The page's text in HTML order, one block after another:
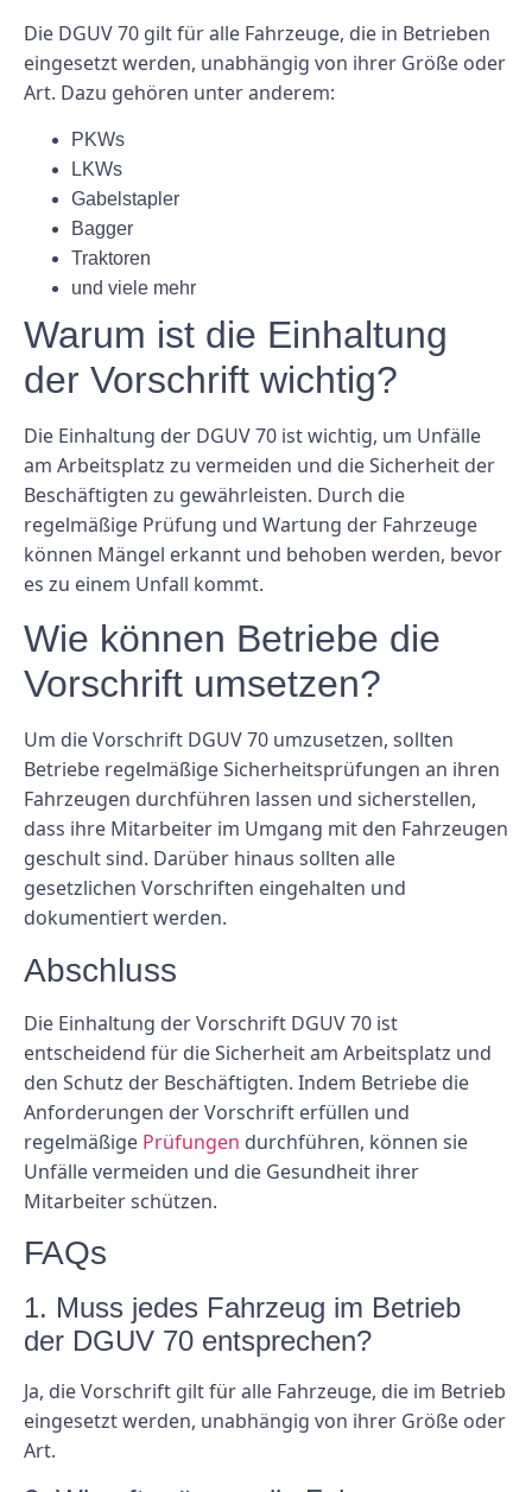
Die DGUV 70 gilt für alle Fahrzeuge, die in Betrieben
eingesetzt werden, unabhängig von ihrer Größe oder
Art. Dazu gehören unter anderem:
PKWs
LKWs
Gabelstapler
Bagger
Traktoren
und viele mehr
Warum ist die Einhaltung
der Vorschrift wichtig?
Die Einhaltung der DGUV 70 ist wichtig, um Unfälle
am Arbeitsplatz zu vermeiden und die Sicherheit der
Beschäftigten zu gewährleisten. Durch die
regelmäßige Prüfung und Wartung der Fahrzeuge
können Mängel erkannt und behoben werden, bevor
es zu einem Unfall kommt.
Wie können Betriebe die
Vorschrift umsetzen?
Um die Vorschrift DGUV 70 umzusetzen, sollten
Betriebe regelmäßige Sicherheitsprüfungen an ihren
Fahrzeugen durchführen lassen und sicherstellen,
dass ihre Mitarbeiter im Umgang mit den Fahrzeugen
geschult sind. Darüber hinaus sollten alle
gesetzlichen Vorschriften eingehalten und
dokumentiert werden.
Abschluss
Die Einhaltung der Vorschrift DGUV 70 ist
entscheidend für die Sicherheit am Arbeitsplatz und
den Schutz der Beschäftigten. Indem Betriebe die
Anforderungen der Vorschrift erfüllen und
regelmäßige Prüfungen durchführen, können sie
Unfälle vermeiden und die Gesundheit ihrer
Mitarbeiter schützen.
FAQs
1. Muss jedes Fahrzeug im Betrieb
der DGUV 70 entsprechen?
Ja, die Vorschrift gilt für alle Fahrzeuge, die im Betrieb
eingesetzt werden, unabhängig von ihrer Größe oder
Art.